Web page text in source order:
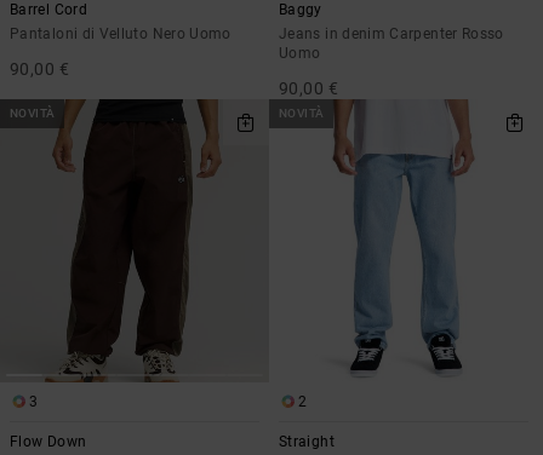
Barrel Cord
Pantaloni di Velluto Nero Uomo
90,00 €
Baggy
Jeans in denim Carpenter Rosso
Uomo
90,00 €
NOVITÀ
3
Flow Down
NOVITÀ
2
Straight